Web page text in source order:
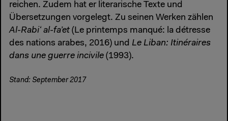
reichen. Zudem hat er literarische Texte und
Übersetzungen vorgelegt. Zu seinen Werken zählen
Al-Rabiʻ al-fa’et (Le printemps manqué: la détresse
des nations arabes, 2016) und Le Liban: Itinéraires
dans une guerre incivile (1993).
Stand: September 2017